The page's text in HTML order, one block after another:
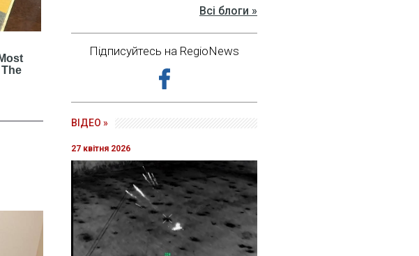
Всі блоги »
Підписуйтесь на RegioNews
ВІДЕО »
27 квітня 2026